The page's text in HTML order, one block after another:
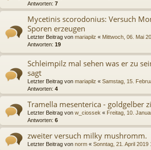
Antworten: 7
Mycetinis scorodonius: Versuch
Sporen erzeugen
Letzter Beitrag von mariapilz « Mittwoch, 06. Mai
Antworten: 19
Schleimpilz mal sehen was er zu
sagt
Letzter Beitrag von mariapilz « Samstag, 15.
Antworten: 4
Tramella mesenterica - goldgelber
Letzter Beitrag von w_ciossek « Freitag, 10.
Antworten: 6
zweiter versuch milky mushromm.
Letzter Beitrag von norm « Sonntag, 21. April 2019